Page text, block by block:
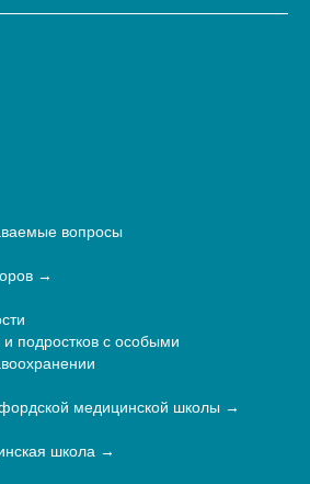
вопросы
подростков с особыми
медицинской школы
школа